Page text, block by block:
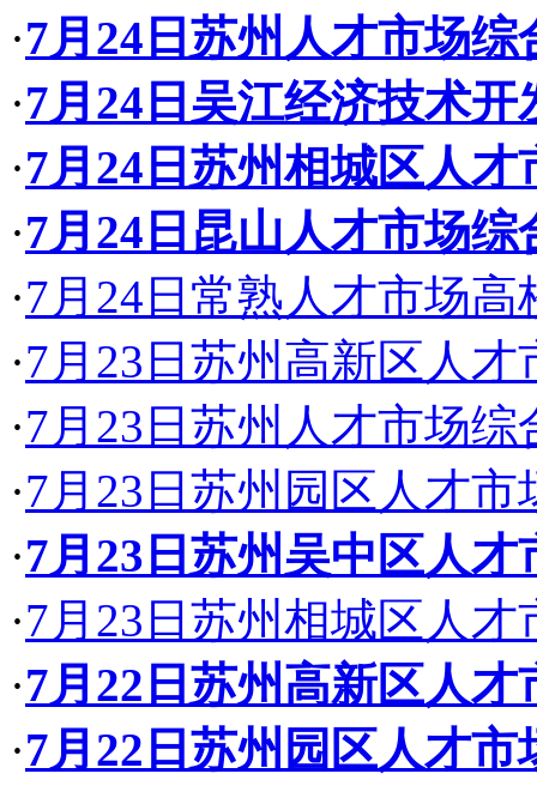
·7月24日苏州人才市场综
·7月24日吴江经济技术开
·7月24日苏州相城区人才
·7月24日昆山人才市场综
·7月24日常熟人才市场高
·7月23日苏州高新区人才
·7月23日苏州人才市场综
·7月23日苏州园区人才市
·7月23日苏州吴中区人才
·7月23日苏州相城区人才
·7月22日苏州高新区人才
·7月22日苏州园区人才市